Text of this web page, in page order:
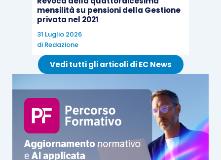
mensilità su pensioni della Gestione
privata nel 2021
31 Luglio 2026
di Redazione
Vedi tutti gli articoli di EC News